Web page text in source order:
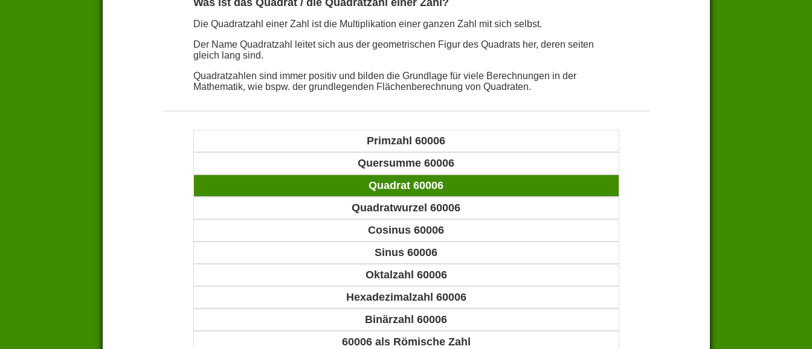
Was ist das Quadrat / die Quadratzahl einer Zahl?
Die Quadratzahl einer Zahl ist die Multiplikation einer ganzen Zahl mit sich selbst.
Der Name Quadratzahl leitet sich aus der geometrischen Figur des Quadrats her, deren seiten
gleich lang sind.
Quadratzahlen sind immer positiv und bilden die Grundlage für viele Berechnungen in der
Mathematik, wie bspw. der grundlegenden Flächenberechnung von Quadraten.
Primzahl 60006
Quersumme 60006
Quadrat 60006
Quadratwurzel 60006
Cosinus 60006
Sinus 60006
Oktalzahl 60006
Hexadezimalzahl 60006
Binärzahl 60006
60006 als Römische Zahl